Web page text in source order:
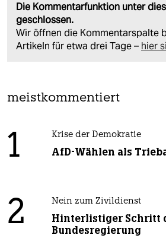
Die Kommentarfunktion unter
geschlossen.
Wir öffnen die Kommentarspalte
Artikeln für etwa drei Tage – hier
meistkommentiert
1 Krise der Demokratie
AfD-Wählen als
2 Nein zum Zivildienst
Hinterlistiger Schritt
Bundesregierung